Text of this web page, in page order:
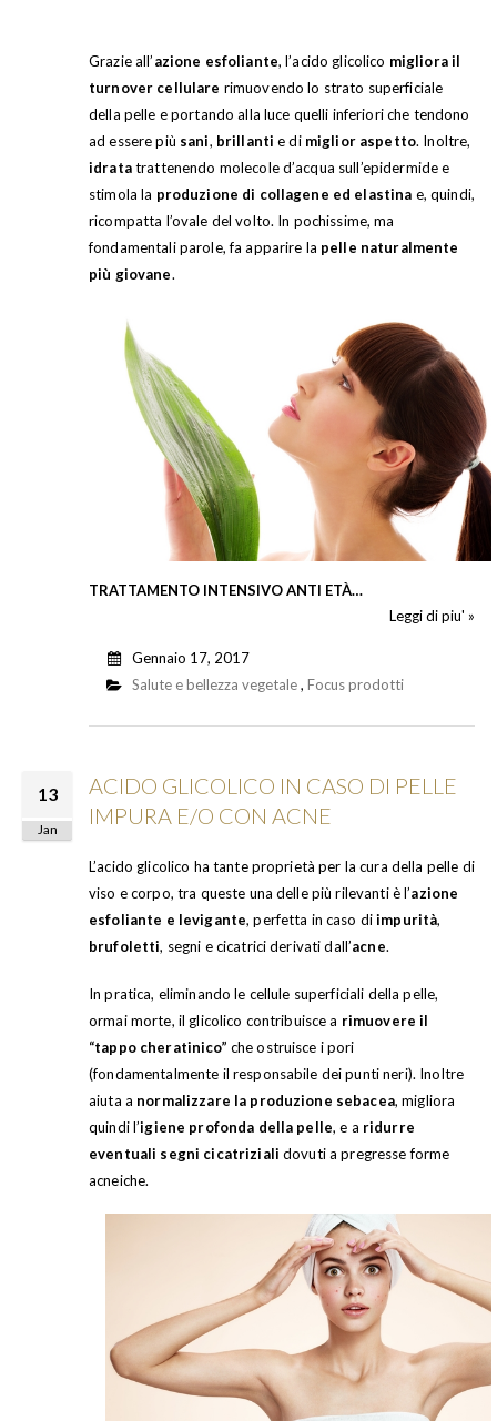
Grazie all’azione esfoliante, l’acido glicolico migliora il
turnover cellulare rimuovendo lo strato superficiale
della pelle e portando alla luce quelli inferiori che tendono
ad essere più sani, brillanti e di miglior aspetto. Inoltre,
idratatrattenendo molecole d’acqua sull’epidermide e
stimola la produzione di collagene ed elastina e, quindi,
ricompatta l’ovale del volto. In pochissime, ma
fondamentali parole, fa apparire la pelle naturalmente
più giovane.
TRATTAMENTO INTENSIVO ANTI ETÀ…
Leggi di piu' »
Gennaio 17, 2017
Salute e bellezza vegetale, Focus prodotti
13
Jan
ACIDO GLICOLICO IN CASO DI PELLE
IMPURA E/O CON ACNE
L’acido glicolico ha tante proprietà per la cura della pelle di
viso e corpo, tra queste una delle più rilevanti è l’azione
esfoliante e levigante, perfetta in caso diimpurità,
brufoletti, segni e cicatrici derivati dall’acne.
In pratica, eliminando le cellule superficiali della pelle,
ormai morte, il glicolico contribuisce a rimuovere il
“tappo cheratinico” che ostruisce i pori
(fondamentalmente il responsabile dei punti neri). Inoltre
aiuta a normalizzare la produzione sebacea, migliora
quindi l’igiene profonda della pelle, e a ridurre
eventuali segni cicatriziali dovuti a pregresse forme
acneiche.